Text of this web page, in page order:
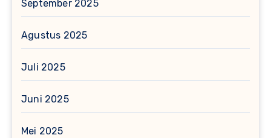
September 2025
Agustus 2025
Juli 2025
Juni 2025
Mei 2025